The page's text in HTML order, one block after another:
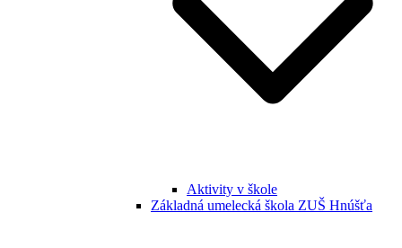
Aktivity v škole
Základná umelecká škola ZUŠ Hnúšťa